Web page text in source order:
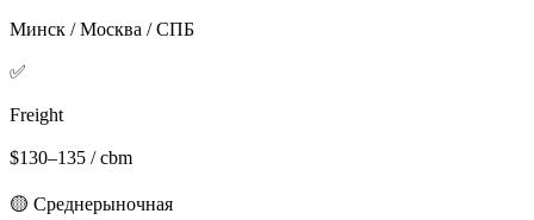
Минск / Москва / СПБ
✅
Freight
$130–135 / cbm
🟡 Среднерыночная